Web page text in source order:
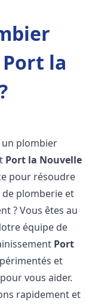
la
un plombier
Port la Nouvelle
pour résoudre
plomberie et
? Vous êtes au
équipe de
Port
et
vous aider.
rapidement et